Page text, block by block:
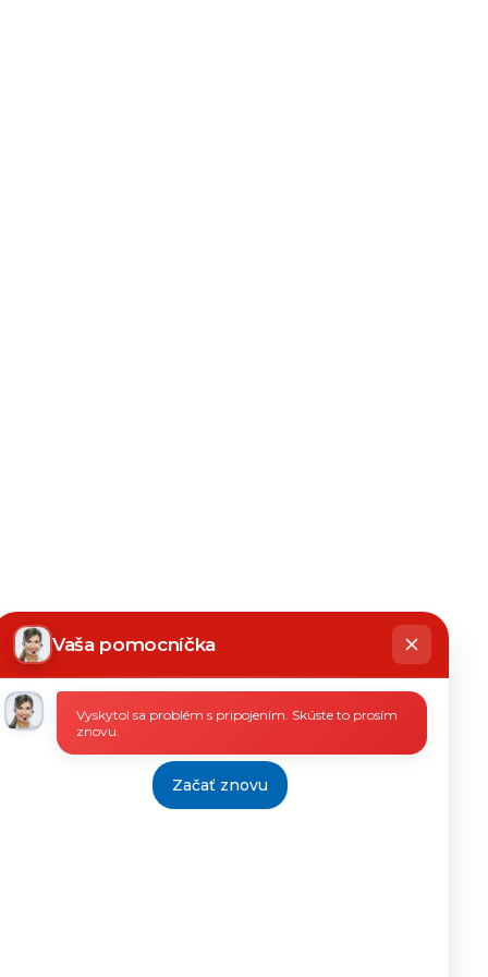
Vaša pomocníčka
Vyskytol sa problém s pripojením. Skúste to prosím
znovu.
Začať znovu